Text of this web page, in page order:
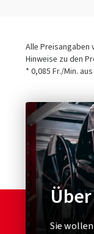
Alle
Hinweise zu den
* 0,085 Fr./Min.
Sie